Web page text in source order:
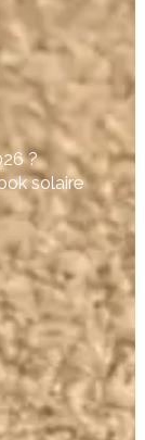
?
solaire